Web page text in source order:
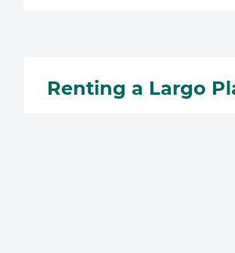
Renting a Largo